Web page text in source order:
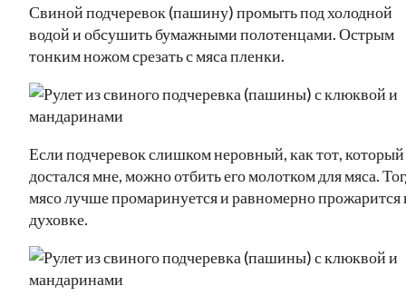
Свиной подчеревок (пашину) промыть под холодной
водой и обсушить бумажными полотенцами. Острым
тонким ножом срезать с мяса пленки.
Если подчеревок слишком неровный, как тот, который
достался мне, можно отбить его молотком для мяса.
мясо лучше промаринуется и равномерно прожарится
духовке.